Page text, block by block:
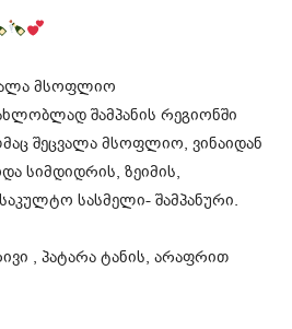
მსოფლიო
შამპანის რეგიონში
შეცვალა მსოფლიო, ვინაიდან
სიმდიდრის, ზეიმის,
სასმელი- შამპანური.
, პატარა ტანის, არაფრით